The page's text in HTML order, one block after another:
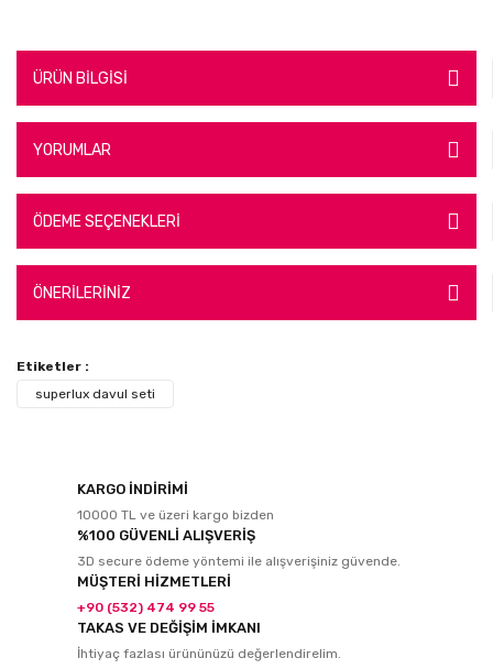
ÜRÜN BİLGİSİ
YORUMLAR
ÖDEME SEÇENEKLERİ
ÖNERİLERİNİZ
Etiketler :
superlux davul seti
KARGO İNDİRİMİ
10000 TL ve üzeri kargo bizden
%100 GÜVENLİ ALIŞVERİŞ
3D secure ödeme yöntemi ile alışverişiniz güvende.
MÜŞTERİ HİZMETLERİ
+90 (532) 474 99 55
TAKAS VE DEĞİŞİM İMKANI
İhtiyaç fazlası ürününüzü değerlendirelim.